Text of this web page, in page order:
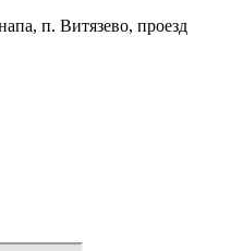
п. Витязево, проезд